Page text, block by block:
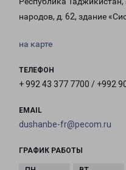
народов, д. 62, здание
на карте
ТЕЛЕФОН
+ 992 43 377 7700 / +992
EMAIL
dushanbe-fr@pecom.ru
ГРАФИК РАБОТЫ